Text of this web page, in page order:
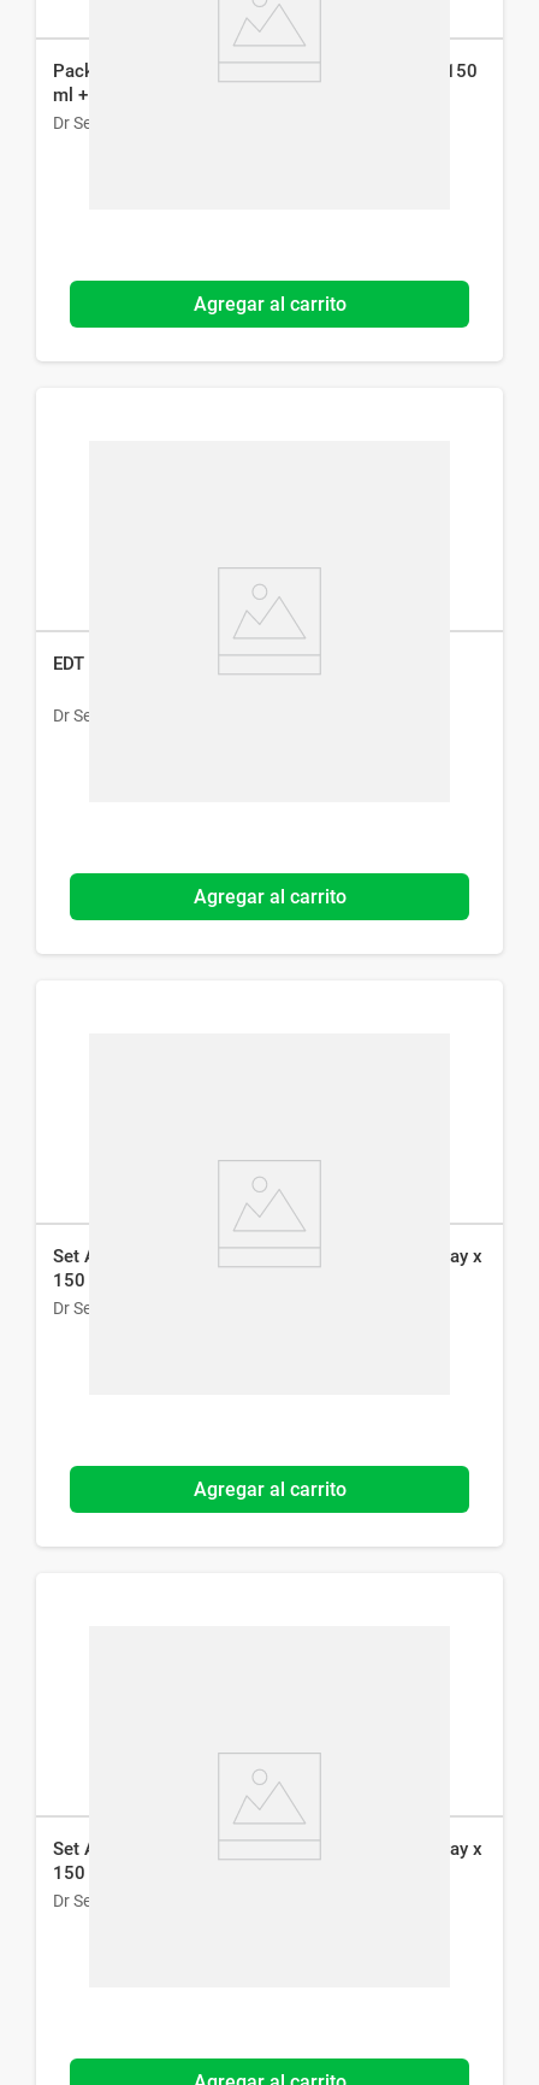
Pack Dr. Selby Desire Sexy Black Desodorante x 150
ml + Gel de Ducha x 100 g
Dr Selby
Agregar al carrito
EDT Dr. Selby Make It Fun Unusual x 45 ml
Dr Selby
Agregar al carrito
Set Aqua Di Mare No. 2 - EDT x 100 ml + Deo Spray x
150 ml
Dr Selby
Agregar al carrito
Set Aqua Di Mare No. 3 - EDT x 100 ml + Deo Spray x
150 ml
Dr Selby